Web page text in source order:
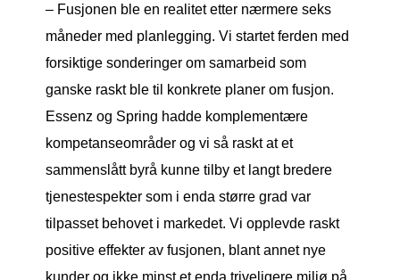
– Fusjonen ble en realitet etter nærmere seks
måneder med planlegging. Vi startet ferden med
forsiktige sonderinger om samarbeid som
ganske raskt ble til konkrete planer om fusjon.
Essenz og Spring hadde komplementære
kompetanseområder og vi så raskt at et
sammenslått byrå kunne tilby et langt bredere
tjenestespekter som i enda større grad var
tilpasset behovet i markedet. Vi opplevde raskt
positive effekter av fusjonen, blant annet nye
kunder og ikke minst et enda triveligere miljø på